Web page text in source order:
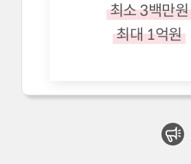
최소 3백만원
최대 1억원